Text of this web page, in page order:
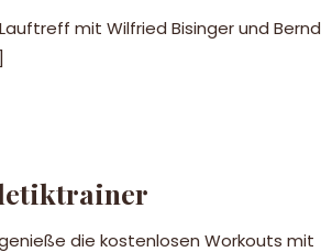
mit Wilfried Bisinger und Bernd
die kostenlosen Workouts mit